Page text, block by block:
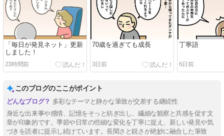
「毎日が発見ネット」更新
しました！
23時間前
70歳を過ぎても成長
3日前
丁寧語
6日前
このブログのここがポイント
多彩なテーマと静かな筆致が交差する継続性
身近な出来事や感情、記憶をそっと紡ぎ出し、繊細な観察と共感を促す文
章が印象的です。季節や日常の些細な変化を丁寧に捉え、新しい発見や気
づきを読者に提示し続けています。長閑さと鋭さが絶妙に融合した筆致